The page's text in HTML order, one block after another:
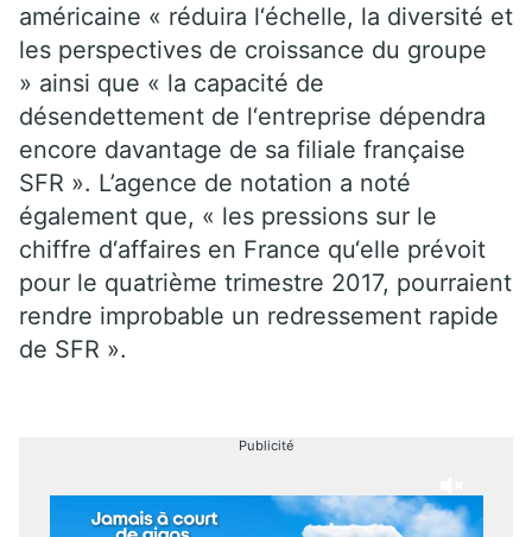
américaine « réduira l‘échelle, la diversité et
les perspectives de croissance du groupe
» ainsi que « la capacité de
désendettement de l‘entreprise dépendra
encore davantage de sa filiale française
SFR ». L’agence de notation a noté
également que, « les pressions sur le
chiffre d‘affaires en France qu‘elle prévoit
pour le quatrième trimestre 2017, pourraient
rendre improbable un redressement rapide
de SFR ».
Publicité